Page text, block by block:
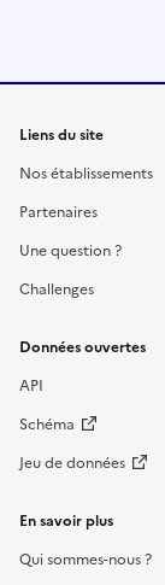
Liens du site
Nos établissements
Partenaires
Une question ?
Challenges
Données ouvertes
API
Schéma
Jeu de données
En savoir plus
Qui sommes-nous ?